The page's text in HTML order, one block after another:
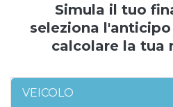
Simula il tuo
seleziona
calcolare la tua
VEICOLO